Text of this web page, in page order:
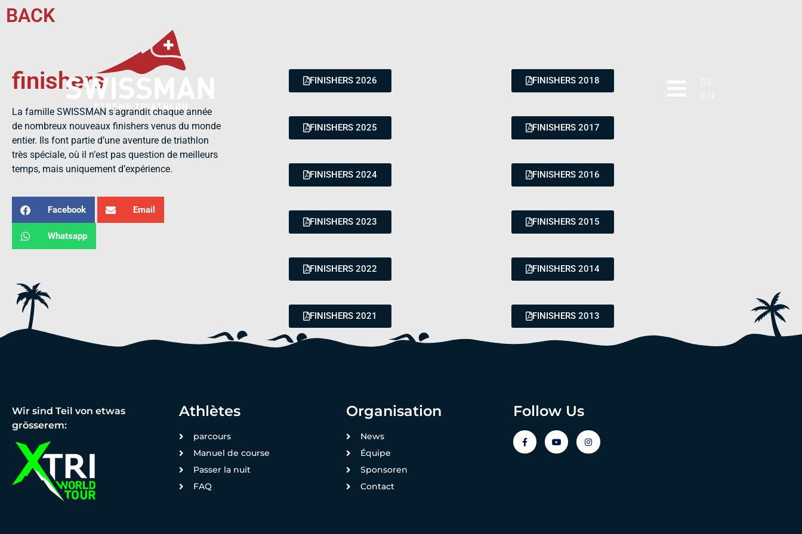
BACK
finishers
La famille SWISSMAN s’agrandit chaque année
de nombreux nouveaux finishers venus du monde
entier. Ils font partie d’une aventure de triathlon
très spéciale, où il n’est pas question de meilleurs
temps, mais uniquement d’expérience.
Facebook Email
Whatsapp
FINISHERS 2026
FINISHERS 2025
FINISHERS 2024
FINISHERS 2023
FINISHERS 2022
FINISHERS 2021
FINISHERS 2018
FINISHERS 2017
FINISHERS 2016
FINISHERS 2015
FINISHERS 2014
FINISHERS 2013
Wir sind Teil von etwas
grösserem:
Athlètes
parcours
Manuel de course
Passer la nuit
FAQ
Organisation
News
Équipe
Sponsoren
Contact
Follow Us